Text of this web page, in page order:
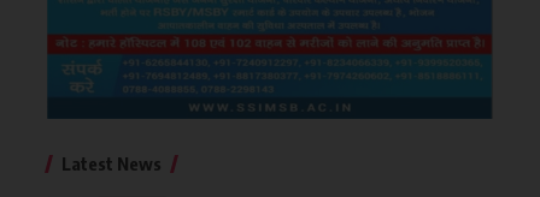
Latest News